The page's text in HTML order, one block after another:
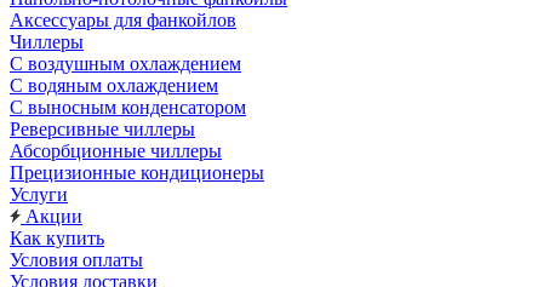
Аксессуары для фанкойлов
Чиллеры
С воздушным охлаждением
С водяным охлаждением
С выносным конденсатором
Реверсивные чиллеры
Абсорбционные чиллеры
Прецизионные кондиционеры
Услуги
Акции
Как купить
Условия оплаты
Условия доставки